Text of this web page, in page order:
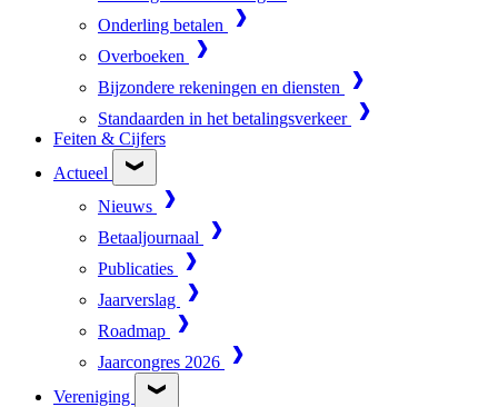
Onderling betalen
Overboeken
Bijzondere rekeningen en diensten
Standaarden in het betalingsverkeer
Feiten & Cijfers
Actueel
Nieuws
Betaaljournaal
Publicaties
Jaarverslag
Roadmap
Jaarcongres 2026
Vereniging